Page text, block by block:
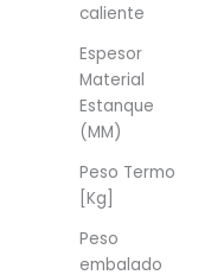
caliente
Espesor
Material
Estanque
(MM)
Peso Termo
[Kg]
Peso
embalado